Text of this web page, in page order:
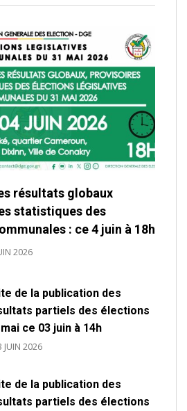
résultats globaux
statistiques des
: ce 4 juin à 18h
2026
de la publication des
partiels des élections
ce 03 juin à 14h
JUIN 2026
de la publication des
partiels des élections